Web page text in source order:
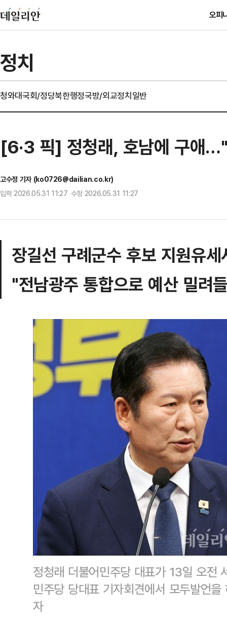
오피
정치
청와대국회/정당북한행정국방/외교정치일반
[6·3 픽] 정청래, 호남에 구애
고수정 기자 (ko0726@dailian.co.kr)
입력 2026.05.31 11:27 수정 2026.05.31 11:27
장길선 구례군수 후보 지원유세
"전남광주 통합으로 예산 밀려
정청래 더불어민주당 대표가 13일 오전
민주당 당대표 기자회견에서 모두발언
자